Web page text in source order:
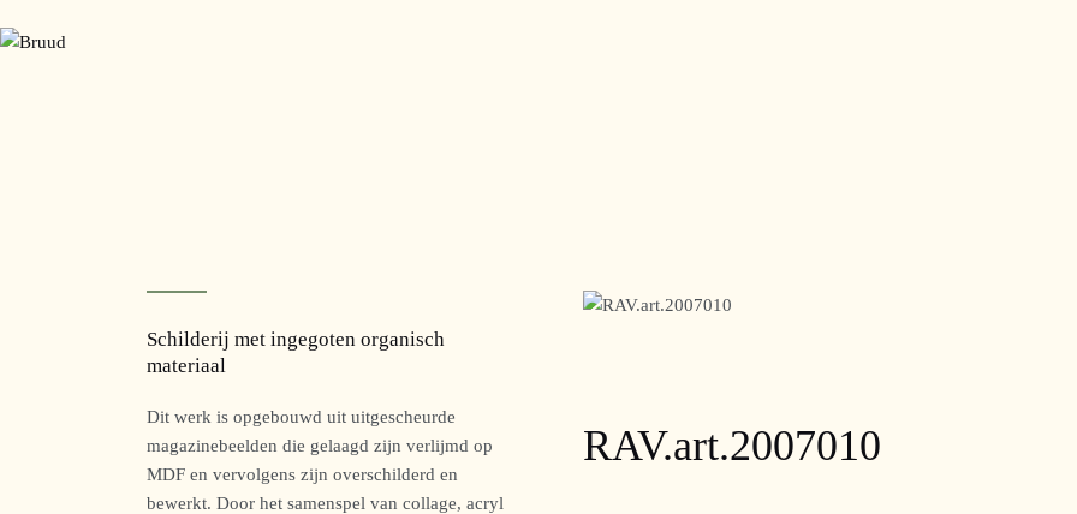
Schilderij met ingegoten organisch
materiaal
Dit werk is opgebouwd uit uitgescheurde
magazinebeelden die gelaagd zijn verlijmd op
MDF en vervolgens zijn overschilderd en
bewerkt. Door het samenspel van collage, acryl
RAV.art.2007010